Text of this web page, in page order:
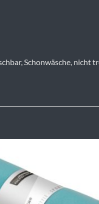
Schonwäsche, nicht